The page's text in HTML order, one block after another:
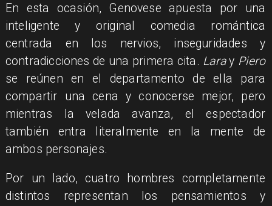
En esta ocasión, Genovese apuesta por una
inteligente y original comedia romántica
centrada en los nervios, inseguridades y
contradicciones de una primera cita. Laray Piero
se reúnen en el departamento de ella para
compartir una cena y conocerse mejor, pero
mientras la velada avanza, el espectador
también entra literalmente en la mente de
ambos personajes.
Por un lado, cuatro hombres completamente
distintos representan los pensamientos y